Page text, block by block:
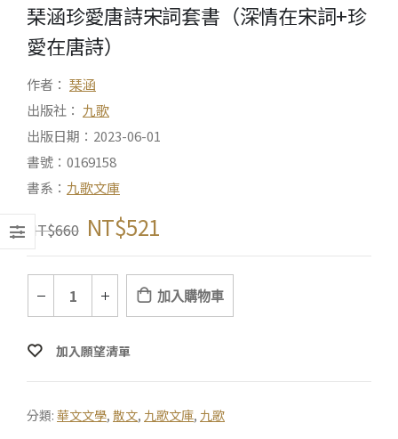
琹涵珍愛唐詩宋詞套書（深情在宋詞+珍
愛在唐詩）
作者： 琹涵
出版社： 九歌
出版日期：2023-06-01
書號：0169158
書系： 九歌文庫
NT$660 NT$521
加入購物車
加入願望清單
分類: 華文文學, 散文, 九歌文庫, 九歌